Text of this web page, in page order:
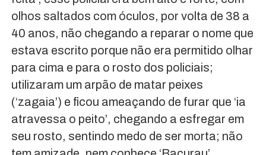
olhos saltados com óculos, por volta de 38 a
40 anos, não chegando a reparar o nome que
estava escrito porque não era permitido olhar
para cima e para o rosto dos policiais;
utilizaram um arpão de matar peixes
(‘zagaia’) e ficou ameaçando de furar que ‘ia
atravessa o peito’, chegando a esfregar em
seu rosto, sentindo medo de ser morta; não